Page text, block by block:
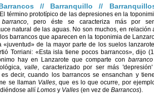
// Barranquillo //
El término prototípico de las depresiones en la
barranco, pero éste se caracteriza más por
natural de las aguas. No son muchos, en relación
barrancos que aparecen en la toponimia de
«juventud» de la mayor parte de los suelos
Torriani: «Esta isla tiene pocos barrancos», dijo
hay en Lanzarote que comparte con barranco
valle, caracterizado por ser más
decir, cuando los barrancos se ensanchan y
se llaman Valles, que es lo que ocurre, por
allí Lomos y Valles (en vez de Barrancos).